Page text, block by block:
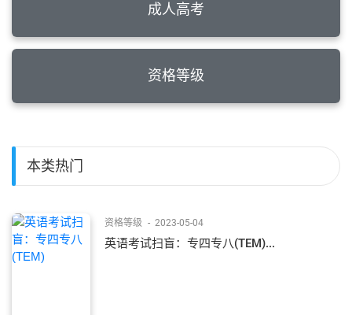
成人高考
资格等级
本类热门
资格等级 - 2023-05-04
英语考试扫盲：专四专八(TEM)...